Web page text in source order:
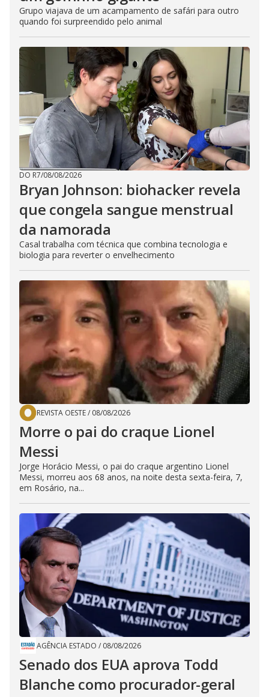
Grupo viajava de um acampamento de safári para outro
quando foi surpreendido pelo animal
DO R7/08/08/2026
Bryan Johnson: biohacker revela
que congela sangue menstrual
da namorada
Casal trabalha com técnica que combina tecnologia e
biologia para reverter o envelhecimento
REVISTA OESTE/ 08/08/2026
Morre o pai do craque Lionel
Messi
Jorge Horácio Messi, o pai do craque argentino Lionel
Messi, morreu aos 68 anos, na noite desta sexta-feira, 7,
em Rosário, na...
AGÊNCIA ESTADO / 08/08/2026
Senado dos EUA aprova Todd
Blanche como procurador-geral